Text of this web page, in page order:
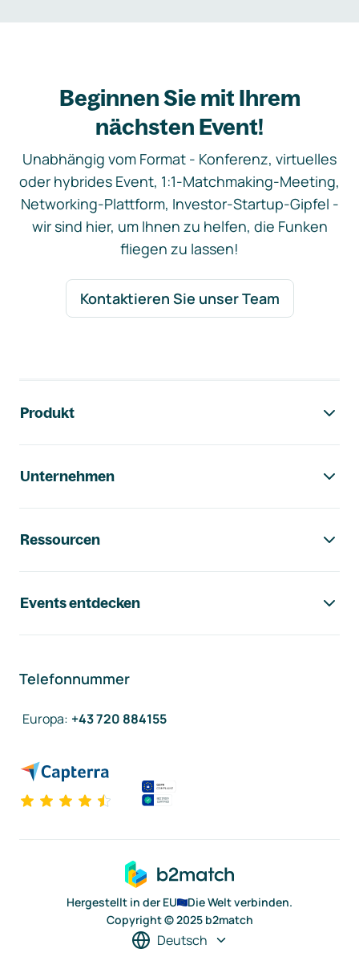
Beginnen Sie mit Ihrem
nächsten Event!
Unabhängig vom Format - Konferenz, virtuelles
oder hybrides Event, 1:1-Matchmaking-Meeting,
Networking-Plattform, Investor-Startup-Gipfel -
wir sind hier, um Ihnen zu helfen, die Funken
fliegen zu lassen!
Kontaktieren Sie unser Team
Produkt
Unternehmen
Ressourcen
Events entdecken
Telefonnummer
Europa: +43 720 884155
Hergestellt in der EU
Die Welt verbinden.
Copyright © 2025 b2match
Deutsch